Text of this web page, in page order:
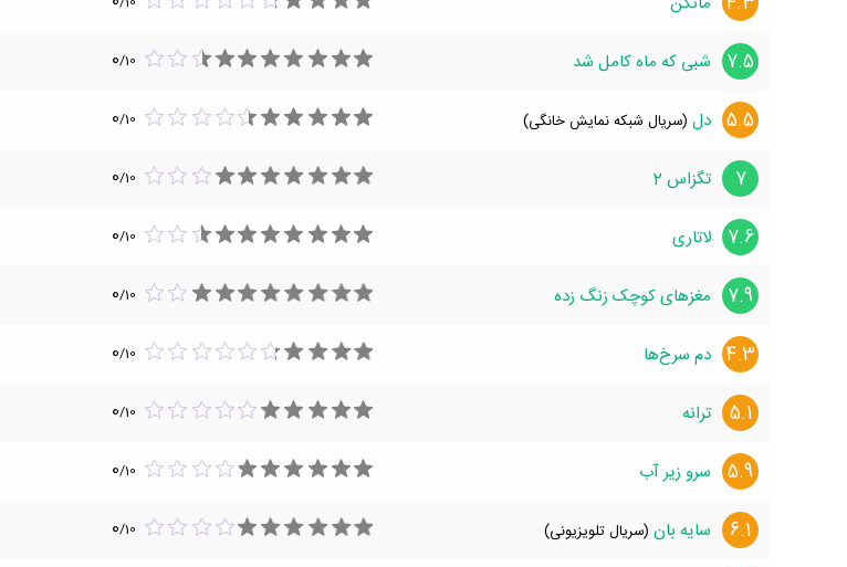
7.5 شبی که ماه کامل شد 0/10
5.5 دل (سریال شبکه نمایش خانگی) 0/10
7 تگزاس 2 0/10
7.6 لاتاری 0/10
7.9 مغزهای کوچک زنگ زده 0/10
4.3 دم سرخ‌ها 0/10
5.1 ترانه 0/10
5.9 سرو زیر آب 0/10
6.1 سایه بان (سریال تلویزیونی) 0/10